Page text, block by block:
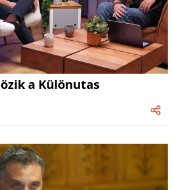
a Különutas